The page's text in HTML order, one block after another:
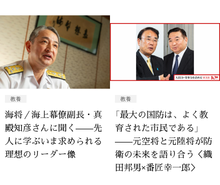
教養
海将／海上幕僚副長・真
殿知彦さんに聞く——先
人に学ぶいま求められる
理想のリーダー像
教養
「最大の国防は、よく教
育された市民である」
——元空将と元陸将が防
衛の未来を語り合う＜織
田邦男×番匠幸一郎＞